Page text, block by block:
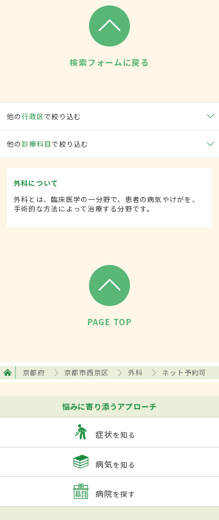
検索フォームに戻る
他の行政区で絞り込む
他の 診療科目で絞り込む
外科について
外科とは、臨床医学の一分野で、患者の病気やけがを、
手術的な方法によって治療する分野です。
PAGE TOP
京都府 京都市西京区 外科 ネット予約可
悩みに寄り添うアプローチ
症状を知る
病気を知る
病院を探す